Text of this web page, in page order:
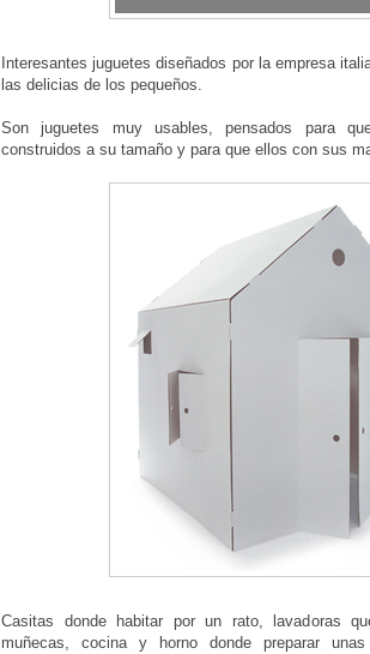
Interesantes juguetes diseñados por la empresa
las delicias de los pequeños.
Son juguetes muy usables, pensados para
construidos a su tamaño y para que ellos con sus
Casitas donde habitar por un rato, lavadoras
muñecas, cocina y horno donde preparar